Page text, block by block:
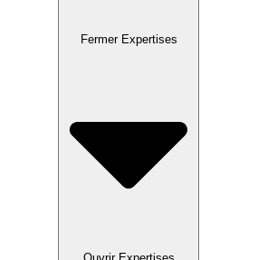
Fermer Expertises